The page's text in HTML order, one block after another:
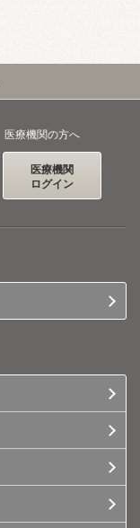
医療機関の方へ
医療機関
ログイン